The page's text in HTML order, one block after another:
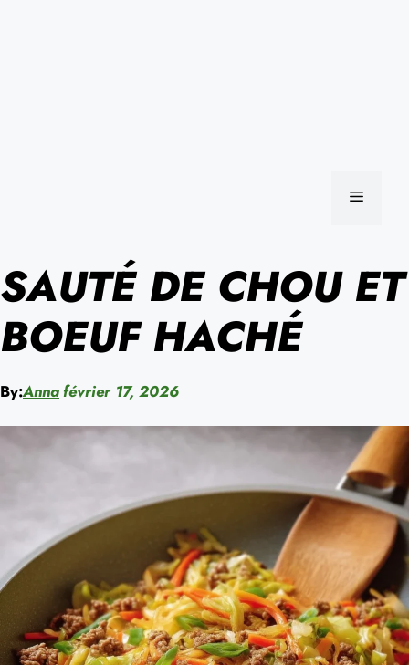
MENU
SAUTÉ DE CHOU ET
BOEUF HACHÉ
By:Annafévrier 17, 2026